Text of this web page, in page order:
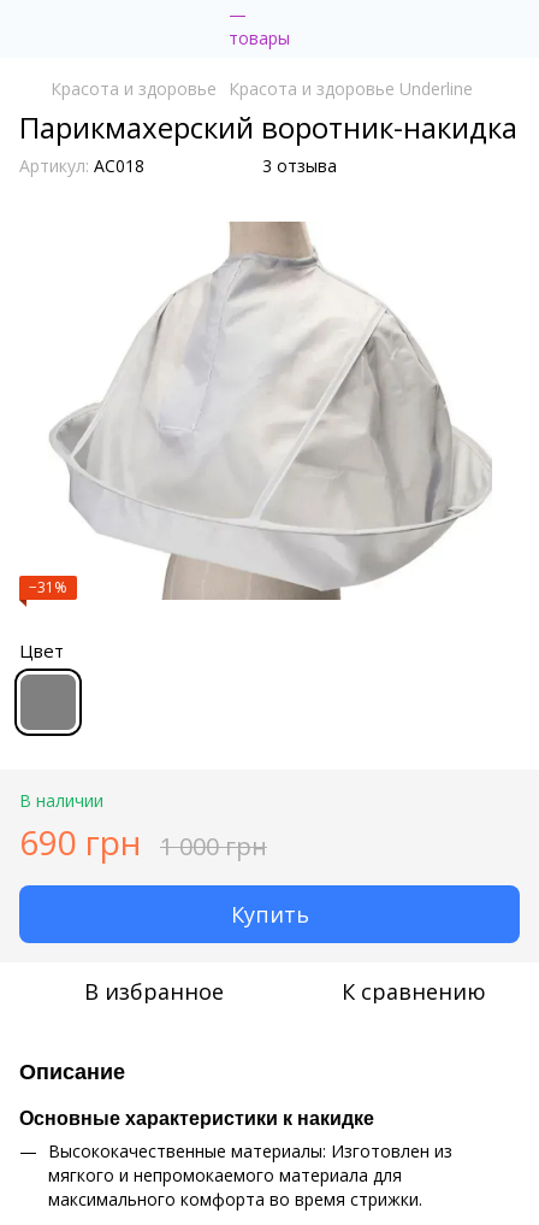
Красота и здоровье Красота и здоровье Underline
Парикмахерский воротник-накидка
Артикул: AC018 3 отзыва
−31%
Цвет
В наличии
690 грн 1 000 грн
Купить
В избранное К сравнению
Описание
Основные характеристики к накидке
Высококачественные материалы: Изготовлен из
мягкого и непромокаемого материала для
максимального комфорта во время стрижки.